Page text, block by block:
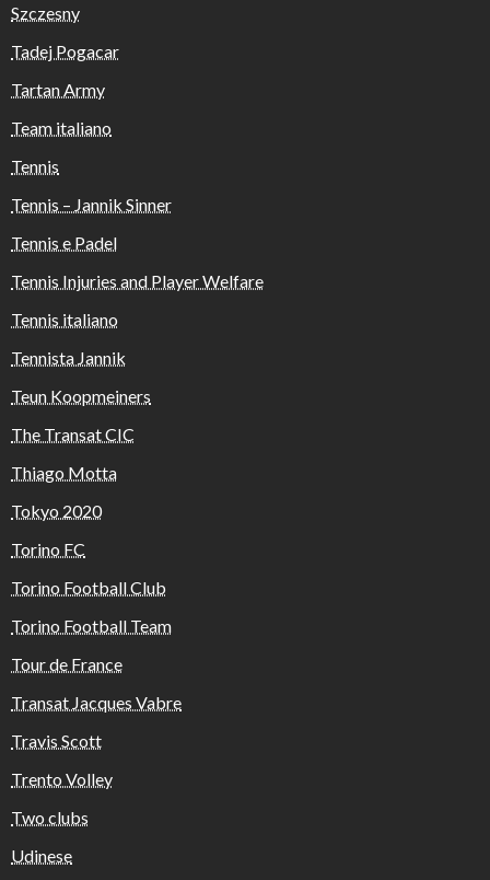
Szczesny
Tadej Pogacar
Tartan Army
Team italiano
Tennis
Tennis – Jannik Sinner
Tennis e Padel
Tennis Injuries and Player Welfare
Tennis italiano
Tennista Jannik
Teun Koopmeiners
The Transat CIC
Thiago Motta
Tokyo 2020
Torino FC
Torino Football Club
Torino Football Team
Tour de France
Transat Jacques Vabre
Travis Scott
Trento Volley
Two clubs
Udinese